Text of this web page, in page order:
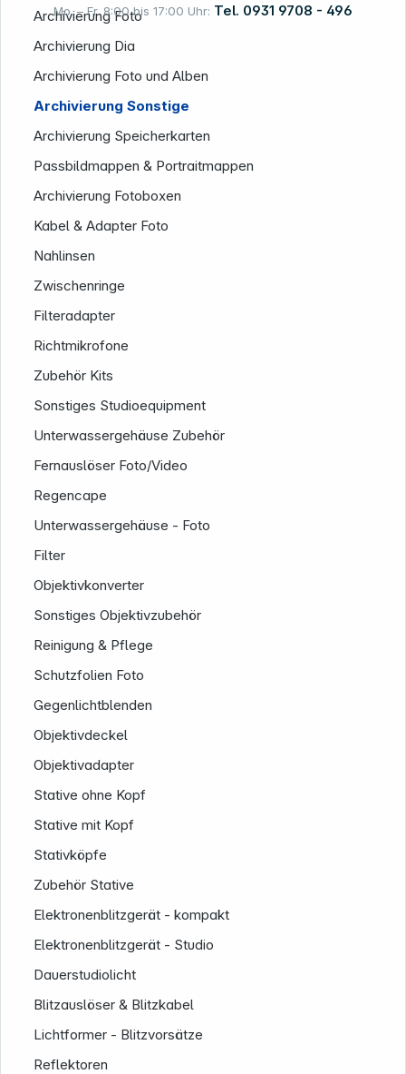
Mo. – Fr. 8:00 bis 17:00 Uhr: Tel. 0931 9708 - 496
Archivierung Foto
Archivierung Dia
Archivierung Foto und Alben
Archivierung Sonstige
Archivierung Speicherkarten
Passbildmappen & Portraitmappen
Archivierung Fotoboxen
Kabel & Adapter Foto
Nahlinsen
Zwischenringe
Filteradapter
Richtmikrofone
Zubehör Kits
Sonstiges Studioequipment
Unterwassergehäuse Zubehör
Fernauslöser Foto/Video
Regencape
Unterwassergehäuse - Foto
Filter
Objektivkonverter
Sonstiges Objektivzubehör
Reinigung & Pflege
Schutzfolien Foto
Gegenlichtblenden
Objektivdeckel
Objektivadapter
Stative ohne Kopf
Stative mit Kopf
Stativköpfe
Zubehör Stative
Elektronenblitzgerät - kompakt
Elektronenblitzgerät - Studio
Dauerstudiolicht
Blitzauslöser & Blitzkabel
Lichtformer - Blitzvorsätze
Reflektoren
Rechtliches